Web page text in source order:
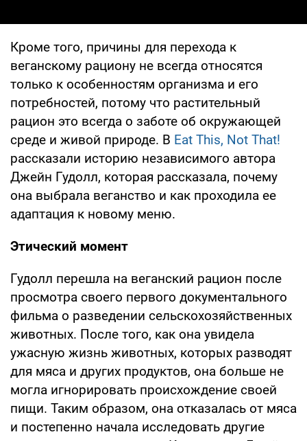
Кроме того, причины для перехода к
веганскому рациону не всегда относятся
только к особенностям организма и его
потребностей, потому что растительный
рацион это всегда о заботе об окружающей
среде и живой природе. В Eat This, Not That!
рассказали историю независимого автора
Джейн Гудолл, которая рассказала, почему
она выбрала веганство и как проходила ее
адаптация к новому меню.
Этический момент
Гудолл перешла на веганский рацион после
просмотра своего первого документального
фильма о разведении сельскохозяйственных
животных. После того, как она увидела
ужасную жизнь животных, которых разводят
для мяса и других продуктов, она больше не
могла игнорировать происхождение своей
пищи. Таким образом, она отказалась от мяса
и постепенно начала исследовать другие